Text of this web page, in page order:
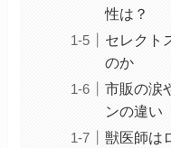
性は？
セレクト
のか
市販の涙
ンの違い
獣医師は